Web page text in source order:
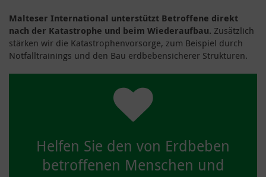
Malteser International unterstützt Betroffene direkt
nach der Katastrophe und beim Wiederaufbau. Zusätzlich
stärken wir die Katastrophenvorsorge, zum Beispiel durch
Notfalltrainings und den Bau erdbebensicherer Strukturen.
Helfen Sie den von Erdbeben
betroffenen Menschen und